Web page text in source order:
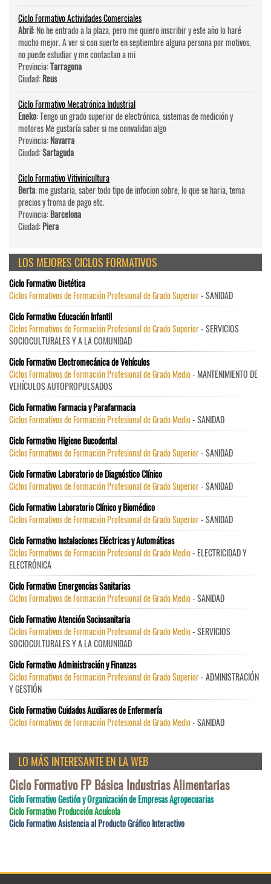
Ciclo Formativo Actividades Comerciales
Abril: No he entrado a la plaza, pero me quiero inscribir y este año lo haré
mucho mejor. A ver si con suerte en septiembre alguna persona por motivos,
no puede estudiar y me contactan a mi
Provincia:Tarragona
Ciudad:Reus
Ciclo Formativo Mecatrónica Industrial
Eneko: Tengo un grado superior de electrónica, sistemas de medición y
motores Me gustaría saber si me convalidan algo
Provincia:Navarra
Ciudad:Sartaguda
Ciclo Formativo Vitivinicultura
Berta: me gustaria, saber todo tipo de infocion sobre, lo que se haria, tema
precios y froma de pago etc.
Provincia:Barcelona
Ciudad:Piera
LOS MEJORES CICLOS FORMATIVOS
Ciclo Formativo Dietética
Ciclos Formativos de Formación Profesional de Grado Superior- SANIDAD
Ciclo Formativo Educación Infantil
Ciclos Formativos de Formación Profesional de Grado Superior- SERVICIOS
SOCIOCULTURALES Y A LA COMUNIDAD
Ciclo Formativo Electromecánica de Vehículos
Ciclos Formativos de Formación Profesional de Grado Medio- MANTENIMIENTO DE
VEHÍCULOS AUTOPROPULSADOS
Ciclo Formativo Farmacia y Parafarmacia
Ciclos Formativos de Formación Profesional de Grado Medio- SANIDAD
Ciclo Formativo Higiene Bucodental
Ciclos Formativos de Formación Profesional de Grado Superior- SANIDAD
Ciclo Formativo Laboratorio de Diagnóstico Clínico
Ciclos Formativos de Formación Profesional de Grado Superior- SANIDAD
Ciclo Formativo Laboratorio Clínico y Biomédico
Ciclos Formativos de Formación Profesional de Grado Superior- SANIDAD
Ciclo Formativo Instalaciones Eléctricas y Automáticas
Ciclos Formativos de Formación Profesional de Grado Medio- ELECTRICIDAD Y
ELECTRÓNICA
Ciclo Formativo Emergencias Sanitarias
Ciclos Formativos de Formación Profesional de Grado Medio- SANIDAD
Ciclo Formativo Atención Sociosanitaria
Ciclos Formativos de Formación Profesional de Grado Medio- SERVICIOS
SOCIOCULTURALES Y A LA COMUNIDAD
Ciclo Formativo Administración y Finanzas
Ciclos Formativos de Formación Profesional de Grado Superior- ADMINISTRACIÓN
Y GESTIÓN
Ciclo Formativo Cuidados Auxiliares de Enfermería
Ciclos Formativos de Formación Profesional de Grado Medio- SANIDAD
LO MÁS INTERESANTE EN LA WEB
Ciclo Formativo FP Básica Industrias Alimentarias
Ciclo Formativo Gestión y Organización de Empresas Agropecuarias
Ciclo Formativo Producción Acuícola
Ciclo Formativo Asistencia al Producto Gráfico Interactivo